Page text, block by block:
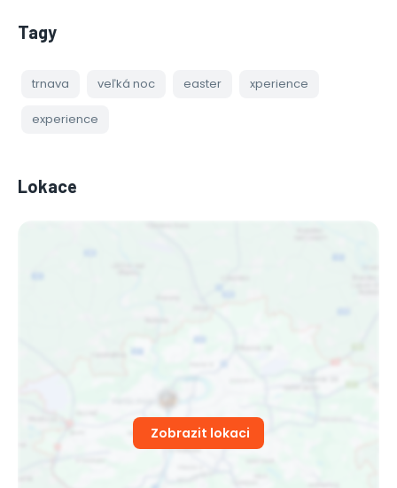
Tagy
trnava veľká noc easter xperience
experience
Lokace
Zobrazit lokaci